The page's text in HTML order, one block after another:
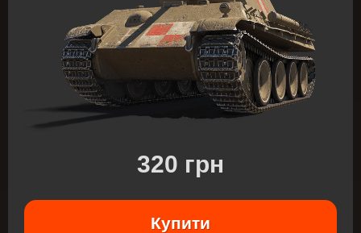
320 грн
Купити